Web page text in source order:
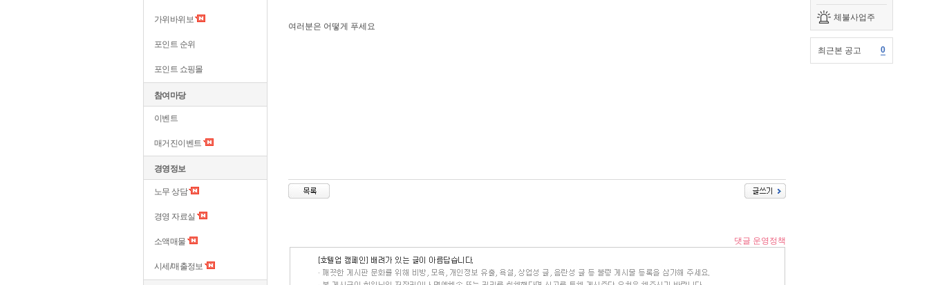
체불사업주
최근본 공고 0
가위바위보
포인트 순위
포인트 쇼핑몰
참여마당
이벤트
매거진이벤트
경영정보
노무 상담
경영 자료실
소액매물
시세/매출정보
여러분은 어떻게 푸세요